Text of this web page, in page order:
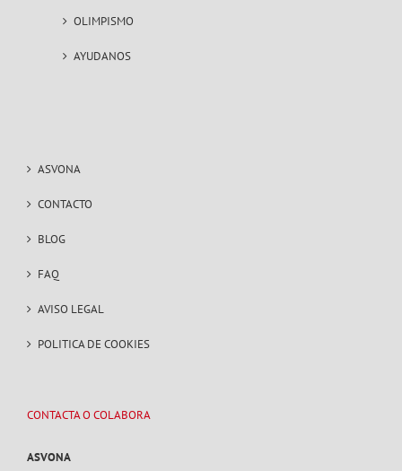
OLIMPISMO
AYUDANOS
ASVONA
CONTACTO
BLOG
FAQ
AVISO LEGAL
POLITICA DE COOKIES
CONTACTA O COLABORA
ASVONA